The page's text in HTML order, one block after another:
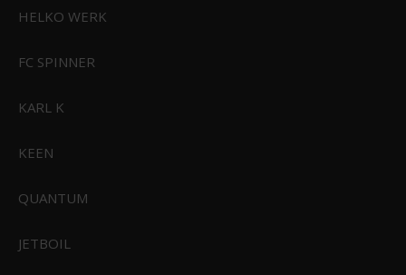
CIVIVI Baby Banter Black G10 Black Stonewashed Nitro-V Blade
HELKO WERK
FC SPINNER
KARL K
KEEN
QUANTUM
JETBOIL